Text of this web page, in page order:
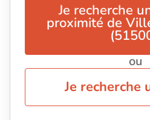
Je recherche
proximité de
ou
Je recherche